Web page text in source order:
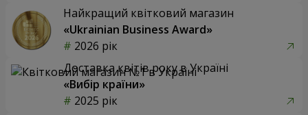
Найкращий квітковий магазин
«Ukrainian Business Award»
2026 рік
Доставка квітів року в Україні
«Вибір країни»
2025 рік